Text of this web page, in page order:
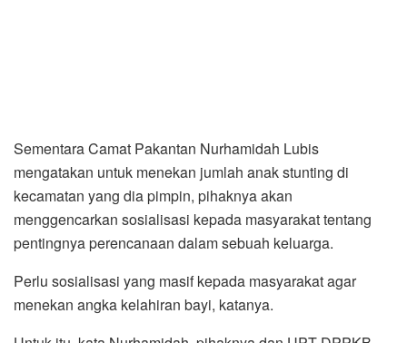
Sementara Camat Pakantan Nurhamidah Lubis
mengatakan untuk menekan jumlah anak stunting di
kecamatan yang dia pimpin, pihaknya akan
menggencarkan sosialisasi kepada masyarakat tentang
pentingnya perencanaan dalam sebuah keluarga.
Perlu sosialisasi yang masif kepada masyarakat agar
menekan angka kelahiran bayi, katanya.